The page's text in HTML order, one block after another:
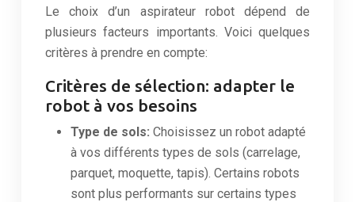
Le choix d’un aspirateur robot dépend de
plusieurs facteurs importants. Voici quelques
critères à prendre en compte:
Critères de sélection: adapter le
robot à vos besoins
Type de sols: Choisissez un robot adapté
à vos différents types de sols (carrelage,
parquet, moquette, tapis). Certains robots
sont plus performants sur certains types